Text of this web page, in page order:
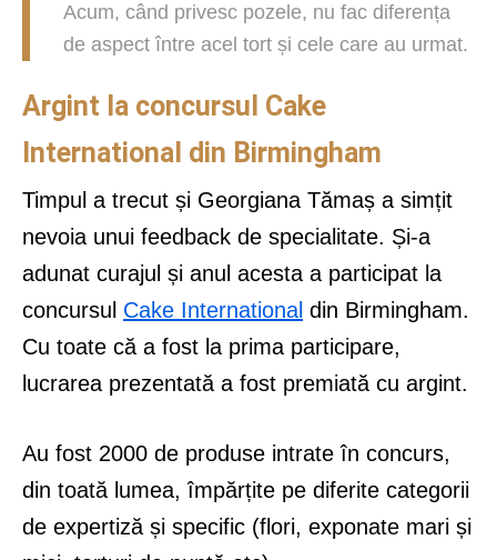
Acum, când privesc pozele, nu fac diferența
de aspect între acel tort și cele care au urmat.
Argint la concursul Cake
International din Birmingham
Timpul a trecut și Georgiana Tămaș a simțit
nevoia unui feedback de specialitate. Și-a
adunat curajul și anul acesta a participat la
concursul Cake International din Birmingham.
Cu toate că a fost la prima participare,
lucrarea prezentată a fost premiată cu argint.
Au fost 2000 de produse intrate în concurs,
din toată lumea, împărțite pe diferite categorii
de expertiză și specific (flori, exponate mari și